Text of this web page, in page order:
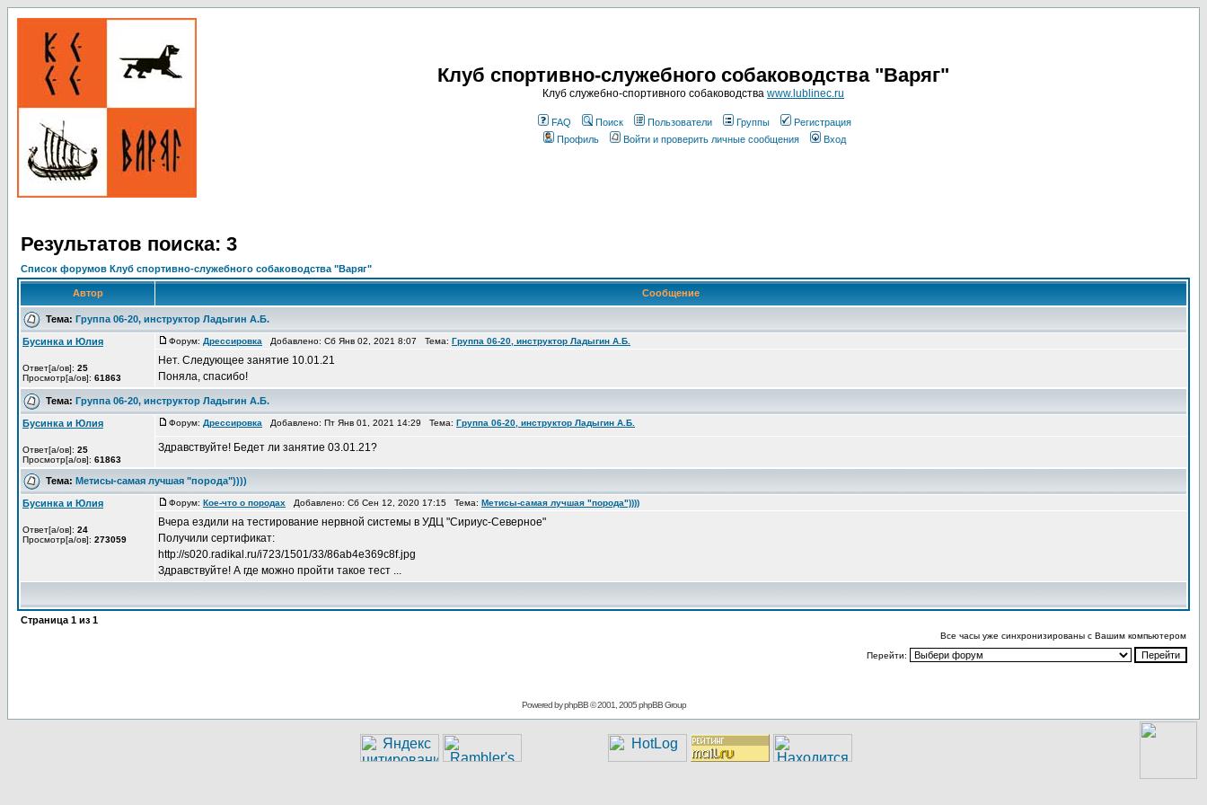
Клуб спортивно-служебного собаководства "Варяг"
Клуб служебно-спортивного собаководства www.lublinec.ru
FAQ Поиск Пользователи Группы
Регистрация
Профиль
Войти и проверить личные сообщения Вход
Результатов поиска: 3
Список форумов Клуб спортивно-служебного собаководства "Варяг"
Автор Сообщение
Тема: Группа 06-20, инструктор Ладыгин А.Б.
Бусинка и Юлия
Ответ[а/ов]: 25
Просмотр[а/ов]: 61863
Форум: Дрессировка Добавлено: Сб Янв 02, 2021 8:07 Тема: Группа 06-20, инструктор Ладыгин А.Б.
Нет. Следующее занятие 10.01.21
Поняла, спасибо!
Тема: Группа 06-20, инструктор Ладыгин А.Б.
Бусинка и Юлия
Ответ[а/ов]: 25
Просмотр[а/ов]: 61863
Форум: Дрессировка Добавлено: Пт Янв 01, 2021 14:29 Тема: Группа 06-20, инструктор Ладыгин А.Б.
Здравствуйте! Бедет ли занятие 03.01.21?
Тема: Метисы-самая лучшая "порода"))))
Бусинка и Юлия
Ответ[а/ов]: 24
Просмотр[а/ов]: 273059
Форум: Кое-что о породах Добавлено: Сб Сен 12, 2020 17:15 Тема: Метисы-самая лучшая "порода"))))
Вчера ездили на тестирование нервной системы в УДЦ "Сириус-Северное"
Получили сертификат:
http://s020.radikal.ru/i723/1501/33/86ab4e369c8f.jpg
Здравствуйте! А где можно пройти такое тест ...
Страница 1 из 1
Все часы уже синхронизированы с Вашим компьютером
Перейти:
Powered byphpBB© 2001, 2005 phpBB Group